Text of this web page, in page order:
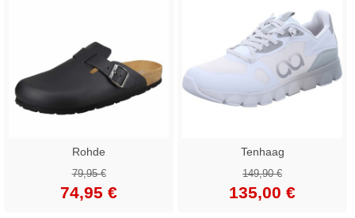
Rohde
79,95 €
74,95 €
Tenhaag
149,90 €
135,00 €